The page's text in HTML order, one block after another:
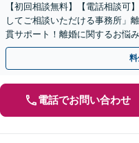
【初回相談無料】【電話相談可
してご相談いただける事務所」
貫サポート！離婚に関するお悩
料請求など金銭トラブルも相談
料
電話でお問い合わせ